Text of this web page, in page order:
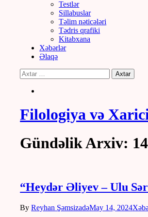
Testlər
Sillabuslar
Təlim nəticələri
Tədris qrafiki
Kitabxana
Xəbərlər
Əlaqə
Filologiya və
Gündəlik Arxiv:
“Heydər Əliyev – Ulu
ByReyhan ŞəmsizadəMay 14, 2024